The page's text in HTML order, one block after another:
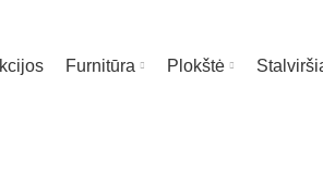
Furnitūra Plokštė